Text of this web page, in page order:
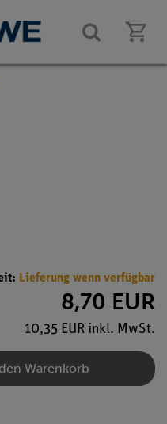
Lieferung wenn verfügbar
8,70 EUR
10,35 EUR inkl. MwSt.
Warenkorb